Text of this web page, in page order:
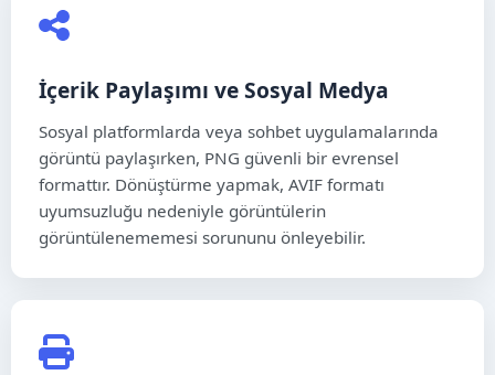
İçerik Paylaşımı ve Sosyal Medya
Sosyal platformlarda veya sohbet uygulamalarında
görüntü paylaşırken, PNG güvenli bir evrensel
formattır. Dönüştürme yapmak, AVIF formatı
uyumsuzluğu nedeniyle görüntülerin
görüntülenememesi sorununu önleyebilir.